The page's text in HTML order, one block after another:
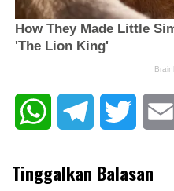
WhatsAppTelegram Twitter
Tinggalkan Balasan